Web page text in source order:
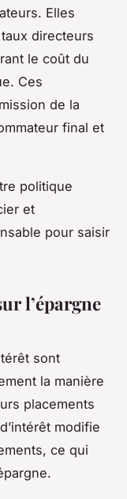
Elles
directeurs
le coût du
Ces
de la
final et
politique
et
pour saisir
l’épargne
sont
la manière
placements
modifie
ce qui